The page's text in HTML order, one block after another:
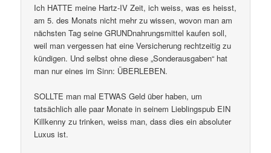
Ich HATTE meine Hartz-IV Zeit, ich weiss, was es heisst,
am 5. des Monats nicht mehr zu wissen, wovon man am
nächsten Tag seine GRUNDnahrungsmittel kaufen soll,
weil man vergessen hat eine Versicherung rechtzeitig zu
kündigen. Und selbst ohne diese „Sonderausgaben“ hat
man nur eines im Sinn: ÜBERLEBEN.
SOLLTE man mal ETWAS Geld über haben, um
tatsächlich alle paar Monate in seinem Lieblingspub EIN
Killkenny zu trinken, weiss man, dass dies ein absoluter
Luxus ist.